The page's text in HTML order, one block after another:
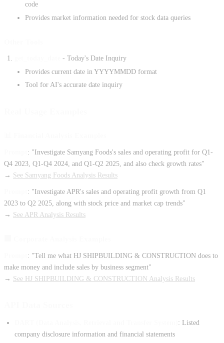
code
Provides market information needed for stock data queries
- Today's Date Inquiry
Provides current date in YYYYMMDD format
Tool for AI's accurate date inquiry
: "Investigate Samyang Foods's sales and operating profit for Q1-
Q4 2023, Q1-Q4 2024, and Q1-Q2 2025, and also check growth rates"
→ See Samyang Foods Analysis Results
: "Investigate APR's sales and operating profit growth from Q1
2023 to Q2 2025, along with stock price and market cap trends"
→ See APR Analysis Results
: "Tell me what HJ SHIPBUILDING & CONSTRUCTION does to
make money and include sales by business segment"
→ See HJ SHIPBUILDING & CONSTRUCTION Analysis Results
: Listed
company disclosure information and financial statements